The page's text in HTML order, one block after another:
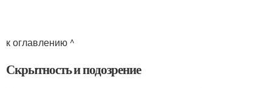
к оглавлению ^
Скрытность и подозрение